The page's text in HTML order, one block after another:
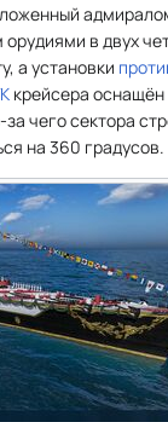
в двух
а установки
крейсера
чего сектора
на 360 градусов.